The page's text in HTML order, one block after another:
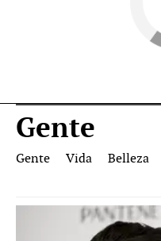
Gente
Gente Vida Belleza